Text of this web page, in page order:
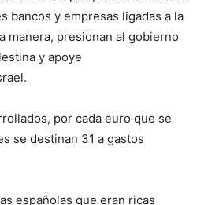
bancos y empresas ligadas a la
manera, presionan al gobierno
y apoye
por cada euro que se
se destinan 31 a gastos
españolas que eran ricas